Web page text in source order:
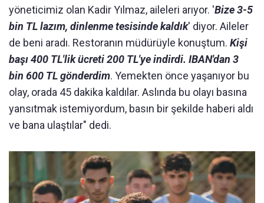
yöneticimiz olan Kadir Yılmaz, aileleri arıyor. 'Bize 3-5
bin TL lazım, dinlenme tesisinde kaldık' diyor. Aileler
de beni aradı. Restoranın müdürüyle konuştum. Kişi
başı 400 TL'lik ücreti 200 TL'ye indirdi. IBAN'dan 3
bin 600 TL gönderdim. Yemekten önce yaşanıyor bu
olay, orada 45 dakika kaldılar. Aslında bu olayı basına
yansıtmak istemiyordum, basın bir şekilde haberi aldı
ve bana ulaştılar" dedi.